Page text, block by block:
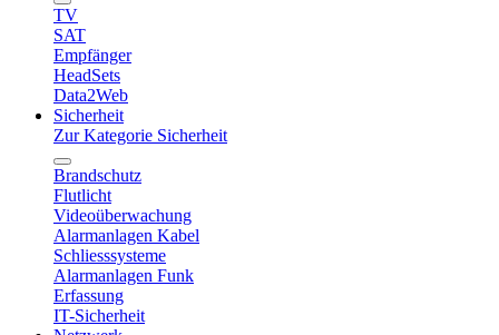
TV
SAT
Empfänger
HeadSets
Data2Web
Sicherheit
Zur Kategorie Sicherheit
Brandschutz
Flutlicht
Videoüberwachung
Alarmanlagen Kabel
Schliesssysteme
Alarmanlagen Funk
Erfassung
IT-Sicherheit